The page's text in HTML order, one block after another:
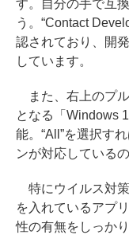
す。自分の手で互
う。“Contact
認されており、開
しています。
また、右上のプ
となる「Windows
能。“All”を選択す
ンが対応している
特にウイルス対
を入れているアプ
性の有無をしっか